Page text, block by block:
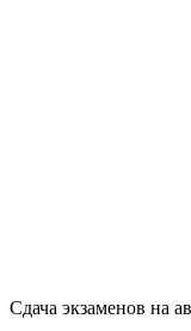
Сдача экзаменов на